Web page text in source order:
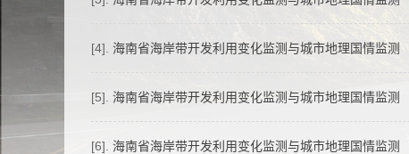
[4]. 海南省海岸带开发利用变化监测与城市地理国情监测
[5]. 海南省海岸带开发利用变化监测与城市地理国情监测
[6]. 海南省海岸带开发利用变化监测与城市地理国情监测